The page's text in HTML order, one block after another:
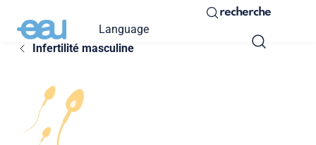
Language
recherche
Infertilité masculine